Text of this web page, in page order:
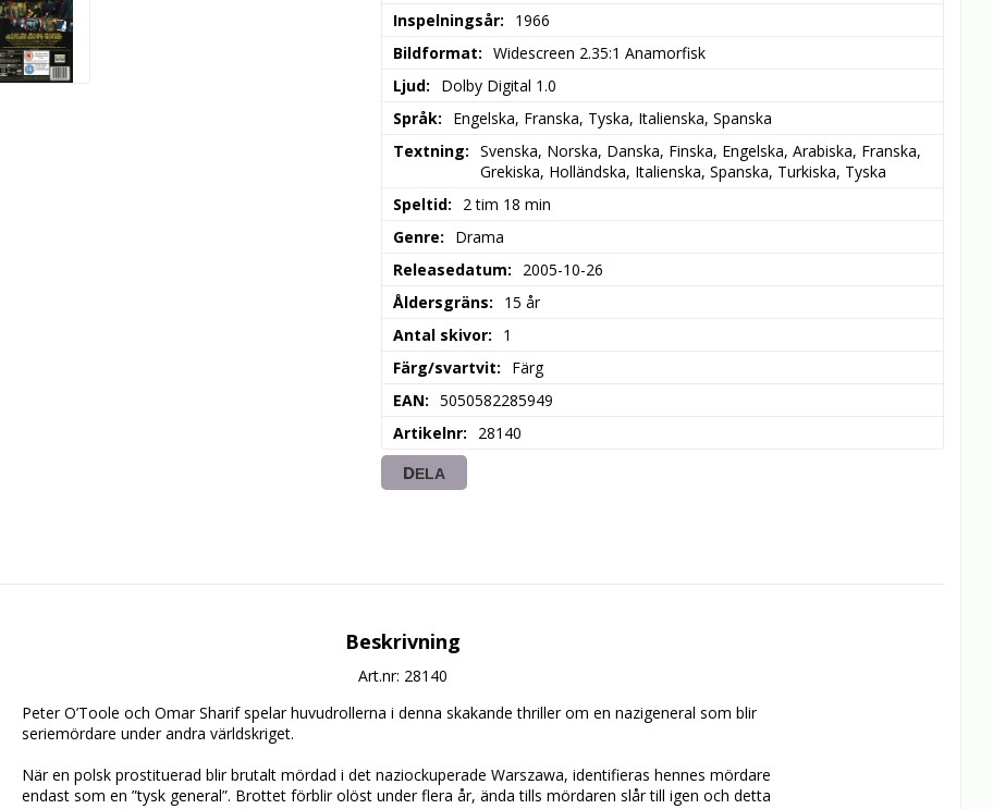
Inspelningsår
1966
Bildformat
Widescreen 2.35:1 Anamorfisk
Ljud
Dolby Digital 1.0
Språk
Engelska, Franska, Tyska, Italienska, Spanska
Textning
Svenska, Norska, Danska, Finska, Engelska, Arabiska, Franska,
Grekiska, Holländska, Italienska, Spanska, Turkiska, Tyska
Speltid
2 tim 18 min
Genre
Drama
Releasedatum
2005-10-26
Åldersgräns
15 år
Antal skivor
1
Färg/svartvit
Färg
EAN
5050582285949
Artikelnr
28140
DELA
Beskrivning
Art.nr: 28140
Peter O’Toole och Omar Sharif spelar huvudrollerna i denna skakande thriller om en nazigeneral som blir
seriemördare under andra världskriget.
När en polsk prostituerad blir brutalt mördad i det naziockuperade Warszawa, identifieras hennes mördare
endast som en ”tysk general”. Brottet förblir olöst under flera år, ända tills mördaren slår till igen och detta